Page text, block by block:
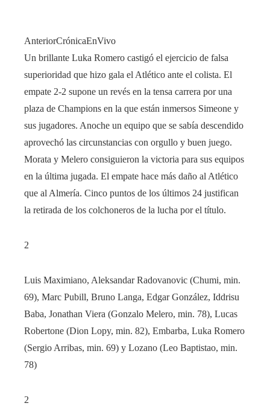
AnteriorCrónicaEnVivo
Un brillante Luka Romero castigó el ejercicio de falsa
superioridad que hizo gala el Atlético ante el colista. El
empate 2-2 supone un revés en la tensa carrera por una
plaza de Champions en la que están inmersos Simeone y
sus jugadores. Anoche un equipo que se sabía descendido
aprovechó las circunstancias con orgullo y buen juego.
Morata y Melero consiguieron la victoria para sus equipos
en la última jugada. El empate hace más daño al Atlético
que al Almería. Cinco puntos de los últimos 24 justifican
la retirada de los colchoneros de la lucha por el título.
2
Luis Maximiano, Aleksandar Radovanovic (Chumi, min.
69), Marc Pubill, Bruno Langa, Edgar González, Iddrisu
Baba, Jonathan Viera (Gonzalo Melero, min. 78), Lucas
Robertone (Dion Lopy, min. 82), Embarba, Luka Romero
(Sergio Arribas, min. 69) y Lozano (Leo Baptistao, min.
78)
2